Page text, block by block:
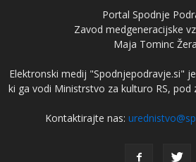
Portal Spodnje
Zavod medgeneracijske
Maja Tominc
Elektronski medij "Spodnjepodravje.si"
ki ga vodi Ministrstvo za kulturo RS, pod
Kontaktirajte nas: